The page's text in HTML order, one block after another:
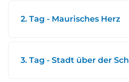
2. Tag - Maurisches Herz
3. Tag - Stadt über der